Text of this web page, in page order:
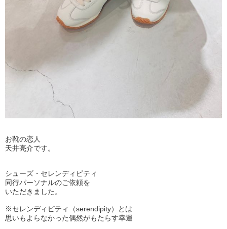
お靴の恋人
天井亮介です。
シューズ・セレンディピティ
同行パーソナルのご依頼を
いただきました。
※セレンディピティ（serendipity）とは
思いもよらなかった偶然がもたらす幸運